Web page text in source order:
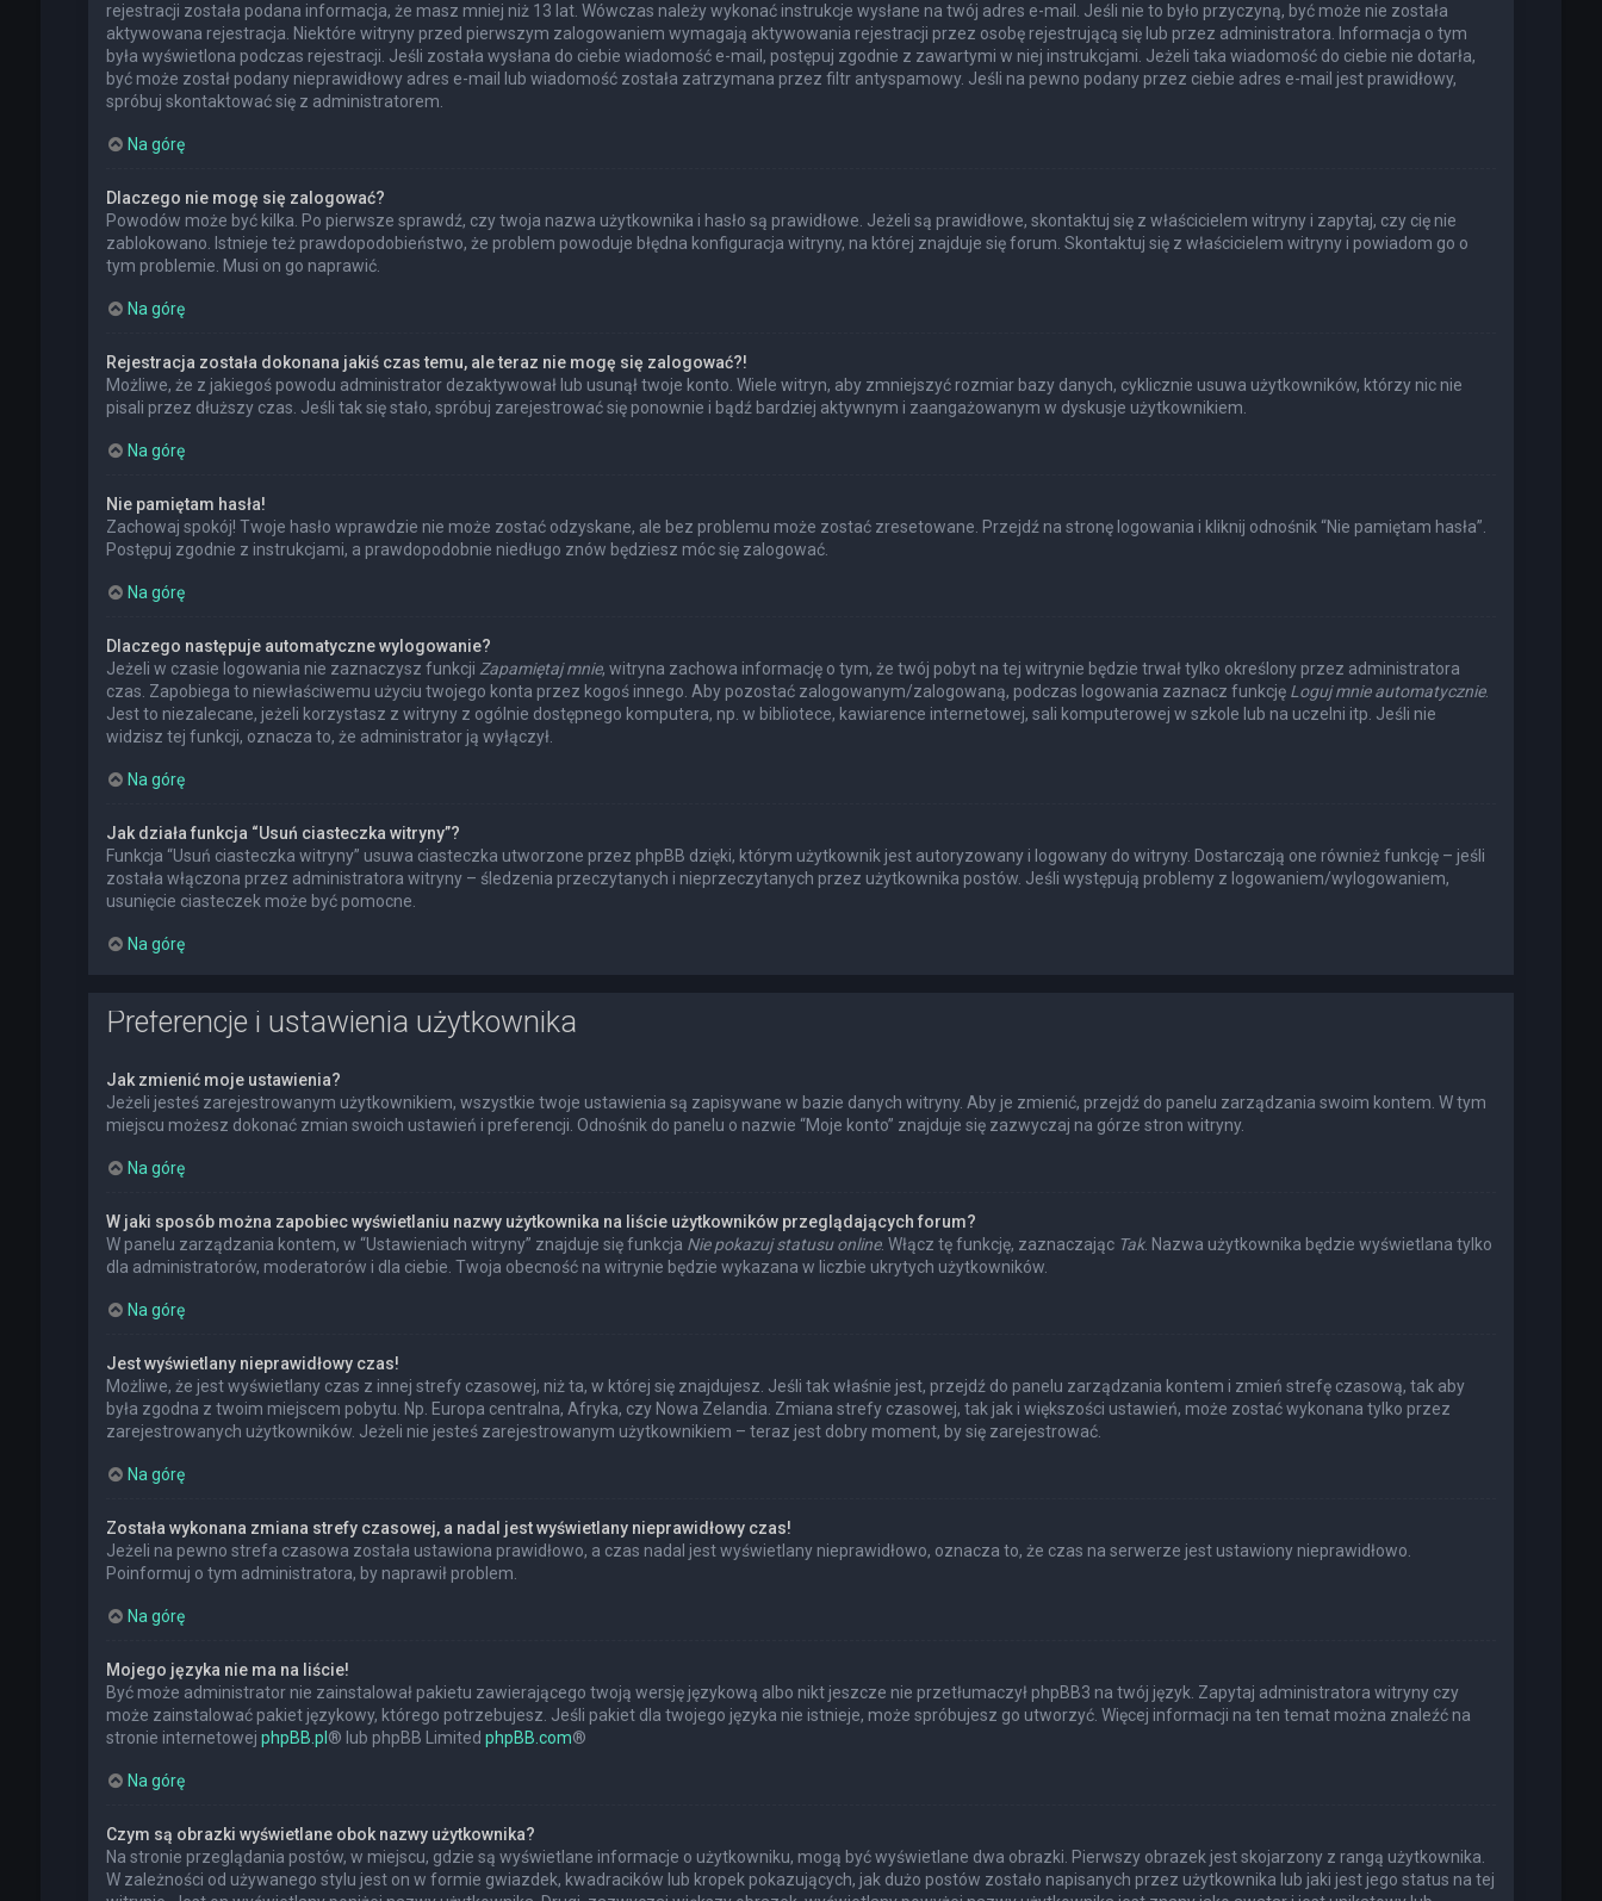
rejestracji została podana informacja, że masz mniej niż 13 lat. Wówczas należy wykonać instrukcje wysłane na twój adres e-mail. Jeśli nie to było przyczyną, być może nie została
aktywowana rejestracja. Niektóre witryny przed pierwszym zalogowaniem wymagają aktywowania rejestracji przez osobę rejestrującą się lub przez administratora. Informacja o tym
była wyświetlona podczas rejestracji. Jeśli została wysłana do ciebie wiadomość e-mail, postępuj zgodnie z zawartymi w niej instrukcjami. Jeżeli taka wiadomość do ciebie nie dotarła,
być może został podany nieprawidłowy adres e-mail lub wiadomość została zatrzymana przez filtr antyspamowy. Jeśli na pewno podany przez ciebie adres e-mail jest prawidłowy,
spróbuj skontaktować się z administratorem.
Na górę
Dlaczego nie mogę się zalogować?
Powodów może być kilka. Po pierwsze sprawdź, czy twoja nazwa użytkownika i hasło są prawidłowe. Jeżeli są prawidłowe, skontaktuj się z właścicielem witryny i zapytaj, czy cię nie
zablokowano. Istnieje też prawdopodobieństwo, że problem powoduje błędna konfiguracja witryny, na której znajduje się forum. Skontaktuj się z właścicielem witryny i powiadom go o
tym problemie. Musi on go naprawić.
Na górę
Rejestracja została dokonana jakiś czas temu, ale teraz nie mogę się zalogować?!
Możliwe, że z jakiegoś powodu administrator dezaktywował lub usunął twoje konto. Wiele witryn, aby zmniejszyć rozmiar bazy danych, cyklicznie usuwa użytkowników, którzy nic nie
pisali przez dłuższy czas. Jeśli tak się stało, spróbuj zarejestrować się ponownie i bądź bardziej aktywnym i zaangażowanym w dyskusje użytkownikiem.
Na górę
Nie pamiętam hasła!
Zachowaj spokój! Twoje hasło wprawdzie nie może zostać odzyskane, ale bez problemu może zostać zresetowane. Przejdź na stronę logowania i kliknij odnośnik “Nie pamiętam hasła”.
Postępuj zgodnie z instrukcjami, a prawdopodobnie niedługo znów będziesz móc się zalogować.
Na górę
Dlaczego następuje automatyczne wylogowanie?
Jeżeli w czasie logowania nie zaznaczysz funkcji Zapamiętaj mnie, witryna zachowa informację o tym, że twój pobyt na tej witrynie będzie trwał tylko określony przez administratora
czas. Zapobiega to niewłaściwemu użyciu twojego konta przez kogoś innego. Aby pozostać zalogowanym/zalogowaną, podczas logowania zaznacz funkcję Loguj mnie automatycznie.
Jest to niezalecane, jeżeli korzystasz z witryny z ogólnie dostępnego komputera, np. w bibliotece, kawiarence internetowej, sali komputerowej w szkole lub na uczelni itp. Jeśli nie
widzisz tej funkcji, oznacza to, że administrator ją wyłączył.
Na górę
Jak działa funkcja “Usuń ciasteczka witryny”?
Funkcja “Usuń ciasteczka witryny” usuwa ciasteczka utworzone przez phpBB dzięki, którym użytkownik jest autoryzowany i logowany do witryny. Dostarczają one również funkcję – jeśli
została włączona przez administratora witryny – śledzenia przeczytanych i nieprzeczytanych przez użytkownika postów. Jeśli występują problemy z logowaniem/wylogowaniem,
usunięcie ciasteczek może być pomocne.
Na górę
Preferencje i ustawienia użytkownika
Jak zmienić moje ustawienia?
Jeżeli jesteś zarejestrowanym użytkownikiem, wszystkie twoje ustawienia są zapisywane w bazie danych witryny. Aby je zmienić, przejdź do panelu zarządzania swoim kontem. W tym
miejscu możesz dokonać zmian swoich ustawień i preferencji. Odnośnik do panelu o nazwie “Moje konto” znajduje się zazwyczaj na górze stron witryny.
Na górę
W jaki sposób można zapobiec wyświetlaniu nazwy użytkownika na liście użytkowników przeglądających forum?
W panelu zarządzania kontem, w “Ustawieniach witryny” znajduje się funkcja Nie pokazuj statusu online. Włącz tę funkcję, zaznaczając Tak. Nazwa użytkownika będzie wyświetlana tylko
dla administratorów, moderatorów i dla ciebie. Twoja obecność na witrynie będzie wykazana w liczbie ukrytych użytkowników.
Na górę
Jest wyświetlany nieprawidłowy czas!
Możliwe, że jest wyświetlany czas z innej strefy czasowej, niż ta, w której się znajdujesz. Jeśli tak właśnie jest, przejdź do panelu zarządzania kontem i zmień strefę czasową, tak aby
była zgodna z twoim miejscem pobytu. Np. Europa centralna, Afryka, czy Nowa Zelandia. Zmiana strefy czasowej, tak jak i większości ustawień, może zostać wykonana tylko przez
zarejestrowanych użytkowników. Jeżeli nie jesteś zarejestrowanym użytkownikiem – teraz jest dobry moment, by się zarejestrować.
Na górę
Została wykonana zmiana strefy czasowej, a nadal jest wyświetlany nieprawidłowy czas!
Jeżeli na pewno strefa czasowa została ustawiona prawidłowo, a czas nadal jest wyświetlany nieprawidłowo, oznacza to, że czas na serwerze jest ustawiony nieprawidłowo.
Poinformuj o tym administratora, by naprawił problem.
Na górę
Mojego języka nie ma na liście!
Być może administrator nie zainstalował pakietu zawierającego twoją wersję językową albo nikt jeszcze nie przetłumaczył phpBB3 na twój język. Zapytaj administratora witryny czy
może zainstalować pakiet językowy, którego potrzebujesz. Jeśli pakiet dla twojego języka nie istnieje, może spróbujesz go utworzyć. Więcej informacji na ten temat można znaleźć na
stronie internetowej phpBB.pl ® lub phpBB Limited phpBB.com®
Na górę
Czym są obrazki wyświetlane obok nazwy użytkownika?
Na stronie przeglądania postów, w miejscu, gdzie są wyświetlane informacje o użytkowniku, mogą być wyświetlane dwa obrazki. Pierwszy obrazek jest skojarzony z rangą użytkownika.
W zależności od używanego stylu jest on w formie gwiazdek, kwadracików lub kropek pokazujących, jak dużo postów zostało napisanych przez użytkownika lub jaki jest jego status na tej